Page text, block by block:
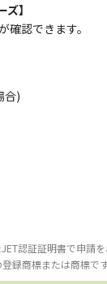
】
認できます。
合)
認証証明書で申請を
録商標または商標です